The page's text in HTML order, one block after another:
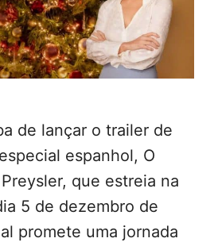
de lançar o trailer de
espanhol, O
que estreia na
5 de dezembro de
promete uma jornada